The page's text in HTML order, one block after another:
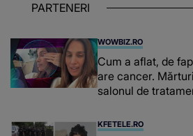
PARTENERI
WOWBIZ.RO
Cum a aflat, de
are cancer.
salonul de
înțepe sânul”
KFETELE.RO